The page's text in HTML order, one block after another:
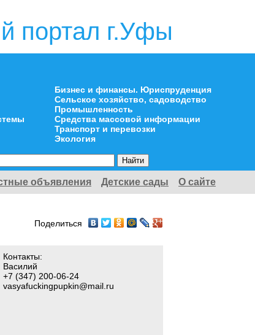
портал г.Уфы
Бизнес и финансы. Юриспруденция
Сельское хозяйство, садоводство
Промышленность
Средства массовой информации
Транспорт и перевозки
Экология
объявления Детские сады О сайте
Поделиться
Контакты:
Василий
+7 (347) 200-06-24
vasyafuckingpupkin@mail.ru